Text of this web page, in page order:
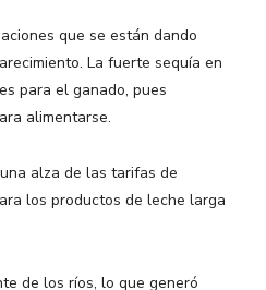
que se están dando
La fuerte sequía en
para el ganado, pues
alimentarse.
alza de las tarifas de
los productos de leche larga
de los ríos, lo que generó